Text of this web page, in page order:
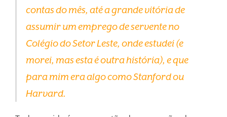
contas do mês, até a grande vitória de
assumir um emprego de servente no
Colégio do Setor Leste, onde estudei (e
morei, mas esta é outra história), e que
para mim era algo como Stanford ou
Harvard.